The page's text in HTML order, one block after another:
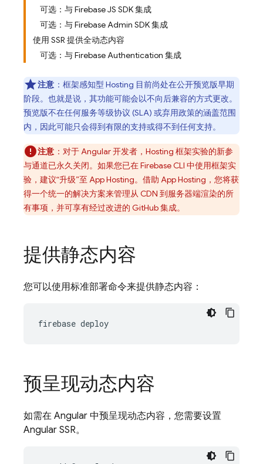
可选：与 Firebase JS SDK 集成
可选：与 Firebase Admin SDK 集成
使用 SSR 提供全动态内容
可选：与 Firebase Authentication 集成
注意 ：框架感知型 Hosting 目前尚处在公开预览版早期
阶段。也就是说，其功能可能会以不向后兼容的方式更改。
预览版不在任何服务等级协议 (SLA) 或弃用政策的涵盖范围
内，因此可能只会得到有限的支持或得不到任何支持。
注意 ： 对于 Angular 开发者， Hosting 框架实验的新参
与通道已永久关闭。如果您已在 Firebase CLI 中使用框架实
验，建议“升级”至 App Hosting。借助 App Hosting ，您将获
得一个统一的解决方案来管理从 CDN 到服务器端渲染的所
有事项，并可享有经过改进的 GitHub 集成。
提供静态内容
您可以使用标准部署命令来提供静态内容：
firebase
预呈现动态内容
如需在 Angular 中预呈现动态内容，您需要设置
Angular SSR。